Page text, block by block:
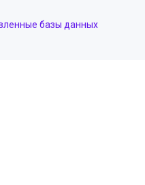
базы данных